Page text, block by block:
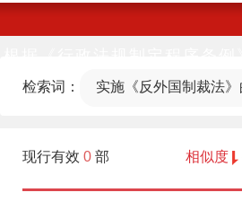
法部官网)同
检索词： 实施《反外国制裁法
现行有效 0 部 相似度